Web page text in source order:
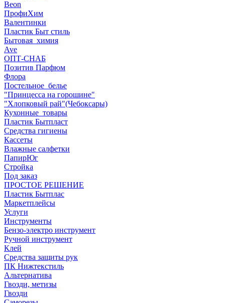
Beon
ПрофиХим
Валентинки
Пластик Быт стиль
Бытовая_химия
Ave
ОПТ-СНАБ
Позитив Парфюм
Флора
Постельное_белье
"Принцесса на горошине"
"Хлопковый рай"(Чебоксары)
Кухонные_товары
Пластик Бытпласт
Средства гигиены
Кассеты
Влажные салфетки
ПапирЮг
Стройка
Под заказ
ПРОСТОЕ РЕШЕНИЕ
Пластик Бытплас
Маркетплейсы
Услуги
Инструменты
Бензо-электро инструмент
Ручной инструмент
Клей
Средства защиты рук
ПК Нижтекстиль
Альтернатива
Гвозди, метизы
Гвозди